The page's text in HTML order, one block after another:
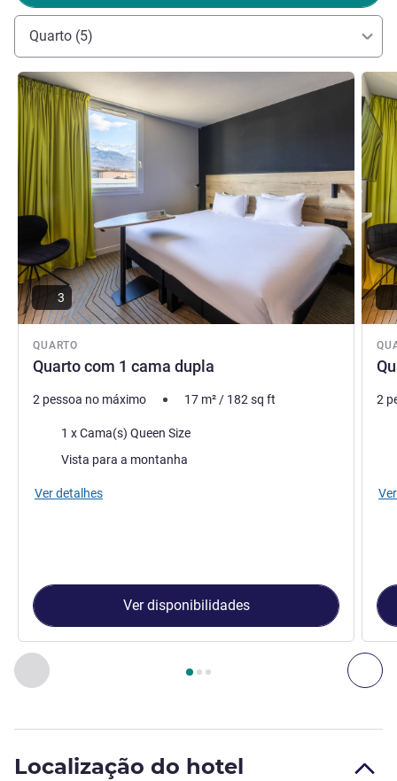
Quarto (5)
Anterior - Quarto
Página , Quarto 1 : Quarto com 1 cama dupla ,
QUARTO
Quarto com 1 cama dupla
Ver detalhes
3
2 pessoa no máximo 17 m²/ 182sq ft
Cama1 x Cama(s) Queen Size
Vistas:Vista para a montanha
Ver detalhes
Ver disponibilidades
Ver
2
Localização do hotel